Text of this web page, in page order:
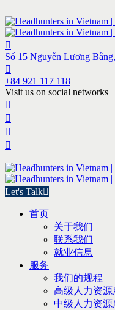
Số 15 Nguyễn Lương
+84 921 117 118
Visit us on social networks
Let's Talk
首页
关于我们
联系我们
就业信息
服务
我们的规程
高级人力资源
中级人力资源